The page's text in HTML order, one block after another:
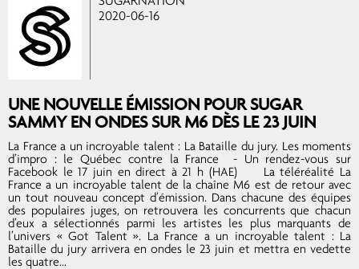
2020-06-16
UNE NOUVELLE ÉMISSION POUR SUGAR
SAMMY EN ONDES SUR M6 DÈS LE 23 JUIN
La France a un incroyable talent : La Bataille du jury. Les moments
d’impro : le Québec contre la France - Un rendez-vous sur
Facebook le 17 juin en direct à 21 h (HAE) La téléréalité La
France a un incroyable talent de la chaîne M6 est de retour avec
un tout nouveau concept d’émission. Dans chacune des équipes
des populaires juges, on retrouvera les concurrents que chacun
d’eux a sélectionnés parmi les artistes les plus marquants de
l’univers « Got Talent ». La France a un incroyable talent : La
Bataille du jury arrivera en ondes le 23 juin et mettra en vedette
les quatre...